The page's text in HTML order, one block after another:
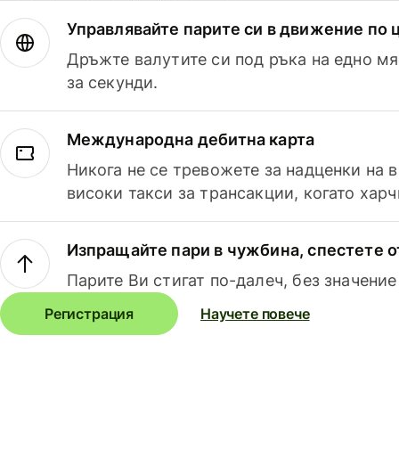
Управлявайте парите си в движение по
Дръжте валутите си под ръка на едно
за секунди.
Международна дебитна карта
Никога не се тревожете за надценки на
високи такси за трансакции, когато
Изпращайте пари в чужбина, спестете
Парите Ви стигат по-далеч, без
Регистрация Научете повече